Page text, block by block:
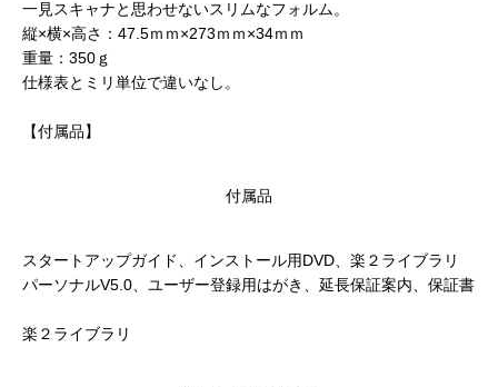
一見スキャナと思わせないスリムなフォルム。
縦×横×高さ：47.5ｍｍ×273ｍｍ×34ｍｍ
重量：350ｇ
仕様表とミリ単位で違いなし。
【付属品】
付属品
スタートアップガイド、インストール用DVD、楽２ライブラリ
パーソナルV5.0、ユーザー登録用はがき、延長保証案内、保証書
楽２ライブラリ